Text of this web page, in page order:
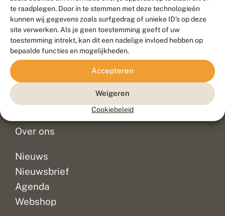
te raadplegen. Door in te stemmen met deze technologieën
kunnen wij gegevens zoals surfgedrag of unieke ID's op deze
site verwerken. Als je geen toestemming geeft of uw
toestemming intrekt, kan dit een nadelige invloed hebben op
bepaalde functies en mogelijkheden.
Accepteren
Weigeren
Cookiebeleid
Contact
Veelgestelde vragen
Doneer
Over ons
Nieuws
Nieuwsbrief
Agenda
Webshop
Meld waarnemingen© 2026 Vlinderstichting
Duurzaam ontwikkeld door
Go2People
, ontworpen door
Blue Field Agency
Privacy
Disclaimer
Sitemap